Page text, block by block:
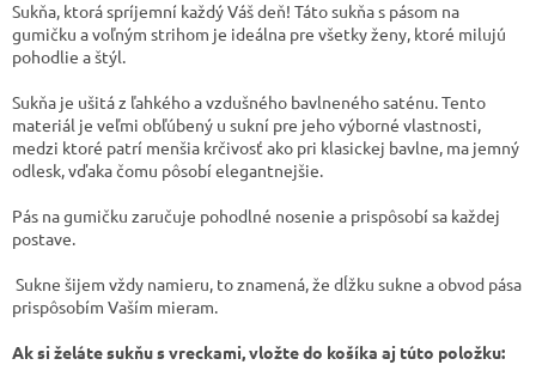
Sukňa, ktorá spríjemní každý Váš deň! Táto sukňa s pásom na
gumičku a voľným strihom je ideálna pre všetky ženy, ktoré milujú
pohodlie a štýl.
Sukňa je ušitá z ľahkého a vzdušného bavlneného saténu. Tento
materiál je veľmi obľúbený u sukní pre jeho výborné vlastnosti,
medzi ktoré patrí menšia krčivosť ako pri klasickej bavlne, ma jemný
odlesk, vďaka čomu pôsobí elegantnejšie.
Pás na gumičku zaručuje pohodlné nosenie a prispôsobí sa každej
postave.
Sukne šijem vždy namieru, to znamená, že dĺžku sukne a obvod pása
prispôsobím Vaším mieram.
Ak si želáte sukňu s vreckami, vložte do košíka aj túto položku: